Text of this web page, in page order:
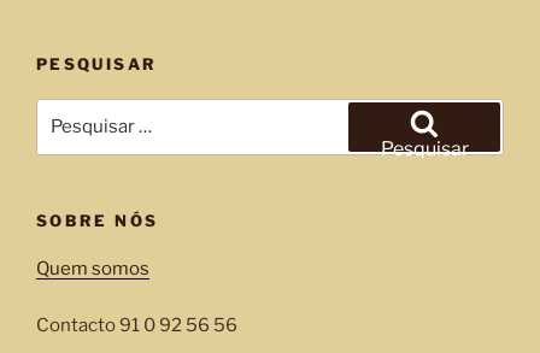
PESQUISAR
por:
Pesquisar
SOBRE NÓS
Quem somos
Contacto 91 0 92 56 56